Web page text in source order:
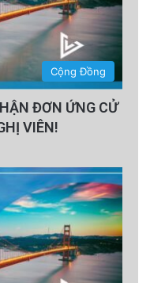
Cộng Đồng
ĐƠN ỨNG CỬ
VIÊN!